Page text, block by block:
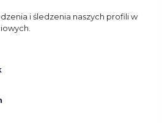
i śledzenia naszych profili w